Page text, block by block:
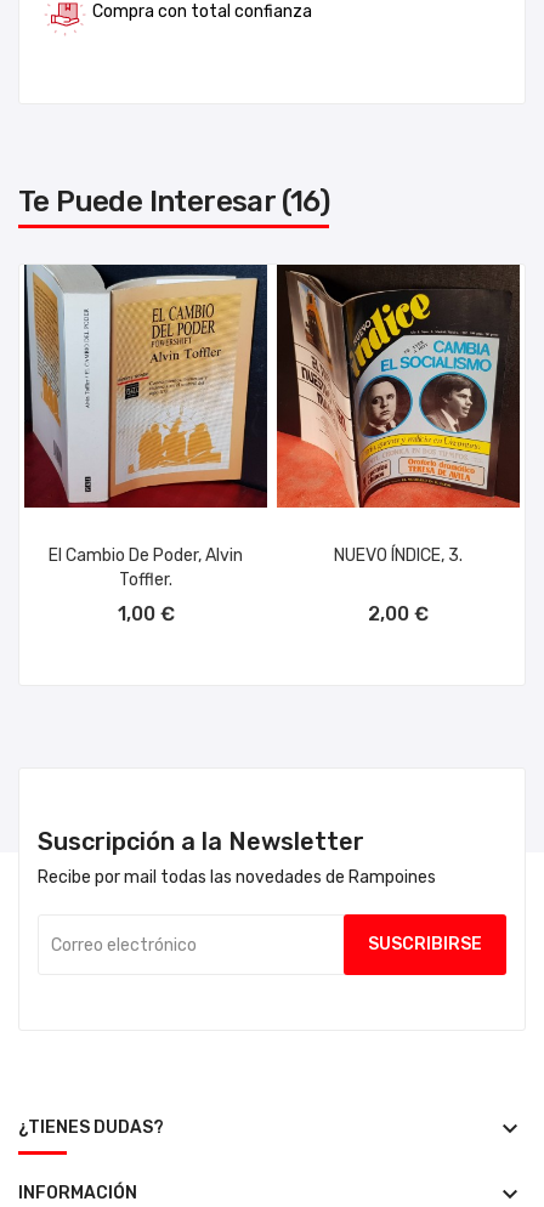
Compra con total confianza
Te Puede Interesar (16)
El Cambio De Poder, Alvin
Toffler.
1,00 €
NUEVO ÍNDICE, 3.
2,00 €
Suscripción a la Newsletter
Recibe por mail todas las novedades de Rampoines
¿TIENES DUDAS? keyboard_arrow_down
INFORMACIÓN keyboard_arrow_down